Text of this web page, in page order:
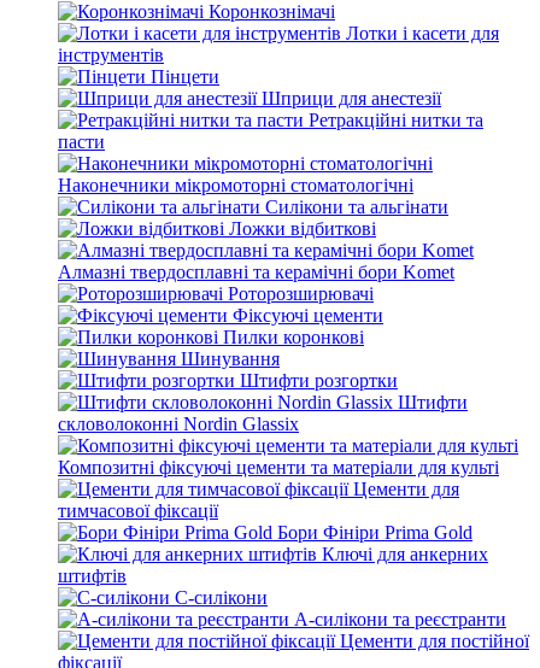
Коронкознімачі
Лотки і касети для
інструментів
Пінцети
Шприци для анестезії
Ретракційні нитки та
пасти
Наконечники мікромоторні стоматологічні
Силікони та альгінати
Ложки відбиткові
Алмазні твердосплавні та керамічні бори Komet
Роторозширювачі
Фіксуючі цементи
Пилки коронкові
Шинування
Штифти розгортки
Штифти
скловолоконні Nordin Glassix
Композитні фіксуючі цементи та матеріали для культі
Цементи для
тимчасової фіксації
Бори Фініри Prima Gold
Ключі для анкерних
штифтів
С-силікони
А-силікони та реєстранти
Цементи для постійної
фіксації